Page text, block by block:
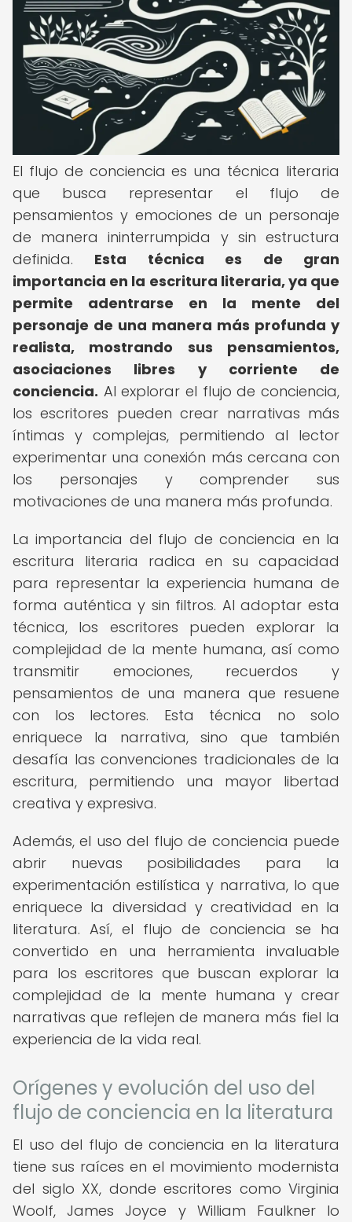
El flujo de conciencia es una técnica literaria
que busca representar el flujo de
pensamientos y emociones de un personaje
de manera ininterrumpida y sin estructura
definida. Esta técnica es de gran
importancia en la escritura literaria, ya que
permite adentrarse en la mente del
personaje de una manera más profunda y
realista, mostrando sus pensamientos,
asociaciones libres y corriente de
conciencia. Al explorar el flujo de conciencia,
los escritores pueden crear narrativas más
íntimas y complejas, permitiendo al lector
experimentar una conexión más cercana con
los personajes y comprender sus
motivaciones de una manera más profunda.
La importancia del flujo de conciencia en la
escritura literaria radica en su capacidad
para representar la experiencia humana de
forma auténtica y sin filtros. Al adoptar esta
técnica, los escritores pueden explorar la
complejidad de la mente humana, así como
transmitir emociones, recuerdos y
pensamientos de una manera que resuene
con los lectores. Esta técnica no solo
enriquece la narrativa, sino que también
desafía las convenciones tradicionales de la
escritura, permitiendo una mayor libertad
creativa y expresiva.
Además, el uso del flujo de conciencia puede
abrir nuevas posibilidades para la
experimentación estilística y narrativa, lo que
enriquece la diversidad y creatividad en la
literatura. Así, el flujo de conciencia se ha
convertido en una herramienta invaluable
para los escritores que buscan explorar la
complejidad de la mente humana y crear
narrativas que reflejen de manera más fiel la
experiencia de la vida real.
Orígenes y evolución del uso del
flujo de conciencia en la literatura
El uso del flujo de conciencia en la literatura
tiene sus raíces en el movimiento modernista
del siglo XX, donde escritores como Virginia
Woolf, James Joyce y William Faulkner lo